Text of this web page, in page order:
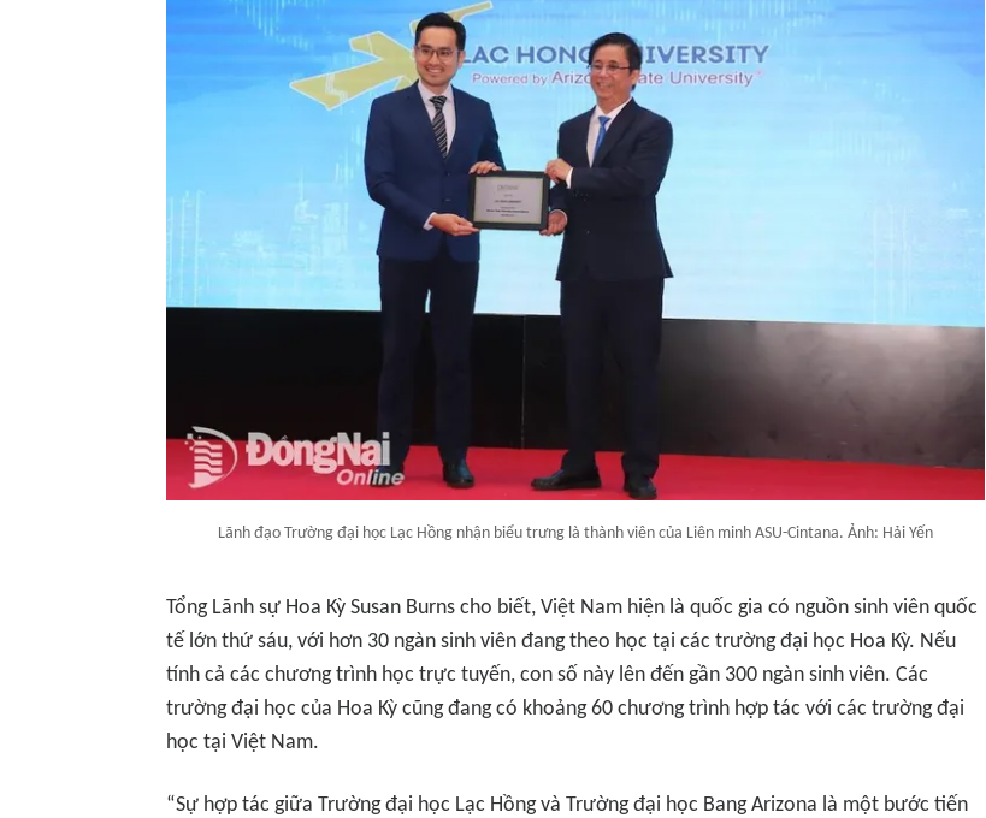
Lãnh đạo Trường đại học Lạc Hồng nhận biểu trưng là thành viên của Liên minh ASU-Cintana. Ảnh: Hải Yến
Tổng Lãnh sự Hoa Kỳ Susan Burns cho biết, Việt Nam hiện là quốc gia có nguồn sinh viên quốc
tế lớn thứ sáu, với hơn 30 ngàn sinh viên đang theo học tại các trường đại học Hoa Kỳ. Nếu
tính cả các chương trình học trực tuyến, con số này lên đến gần 300 ngàn sinh viên. Các
trường đại học của Hoa Kỳ cũng đang có khoảng 60 chương trình hợp tác với các trường đại
học tại Việt Nam.
“Sự hợp tác giữa Trường đại học Lạc Hồng và Trường đại học Bang Arizona là một bước tiến